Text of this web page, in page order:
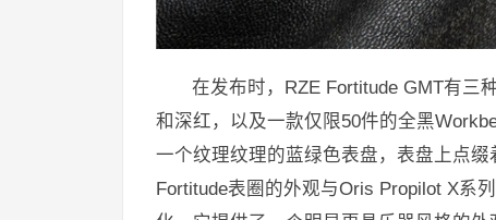
在发布时，RZE Fortitude GMT有三
和深红，以及一款仅限50件的全黑
一个纹理纹理的蓝绿色表盘，表盘上点
Fortitude表圈的外观与Oris Propilot X系